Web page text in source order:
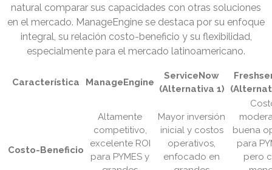
natural comparar sus capacidades con otras soluciones
en el mercado. ManageEngine se destaca por su enfoque
integral, su relación costo-beneficio y su flexibilidad,
especialmente para el mercado latinoamericano.
Característica ManageEngine
ServiceNow
(Alternativa 1)
Costo-Beneficio
Altamente
competitivo,
excelente ROI
para PYMES y
Mayor inversión
inicial y costos
operativos,
enfocado en
buena
para
pero